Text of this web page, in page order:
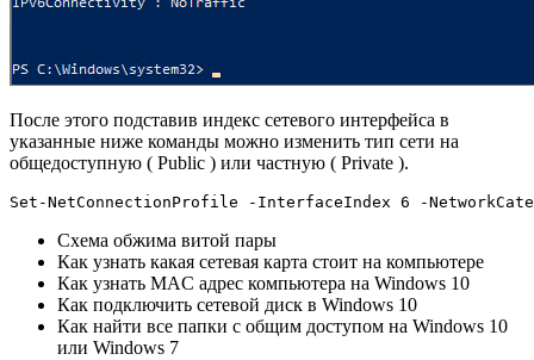
После этого подставив индекс сетевого интерфейса в
указанные ниже команды можно изменить тип сети на
общедоступную ( Public ) или частную ( Private ).
Set-NetConnectionProfile -InterfaceIndex 6 -
Схема обжима витой пары
Как узнать какая сетевая карта стоит на компьютере
Как узнать MAC адрес компьютера на Windows 10
Как подключить сетевой диск в Windows 10
Как найти все папки с общим доступом на Windows 10
или Windows 7